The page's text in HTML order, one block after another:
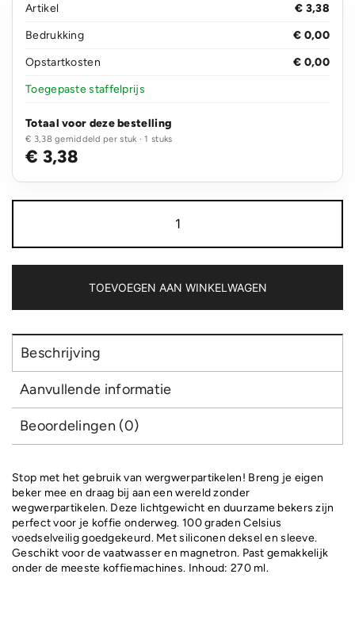
Artikel
€ 3,38
Bedrukking
€ 0,00
Opstartkosten
€ 0,00
Toegepaste staffelprijs
Totaal voor deze bestelling
€ 3,38 gemiddeld per stuk · 1 stuks
€ 3,38
koffiebeker
TOEVOEGEN AAN WINKELWAGEN
Beschrijving
Aanvullende informatie
Beoordelingen (0)
Stop met het gebruik van wergwerpartikelen! Breng je eigen
beker mee en draag bij aan een wereld zonder
wegwerpartikelen. Deze lichtgewicht en duurzame bekers zijn
perfect voor je koffie onderweg. 100 graden Celsius
voedselveilig goedgekeurd. Met siliconen deksel en sleeve.
Geschikt voor de vaatwasser en magnetron. Past gemakkelijk
onder de meeste koffiemachines. Inhoud: 270 ml.